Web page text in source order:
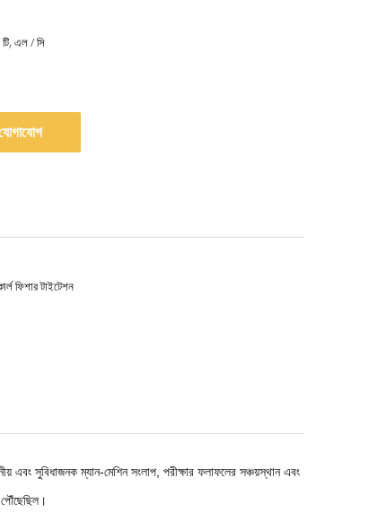
টি, এল / সি
ফিশার টাইটেশন
এবং সুবিধাজনক ম্যান-মেশিন সংলাপ, পরীক্ষার ফলাফলের সঞ্চয়স্থান এবং